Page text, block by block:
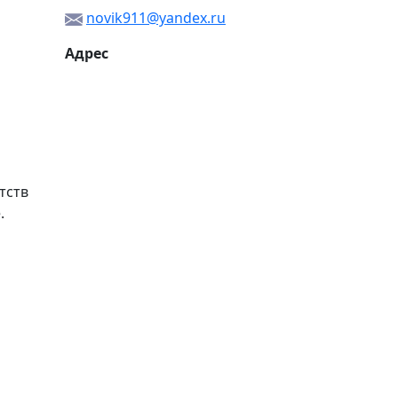
novik911@yandex.ru
Адрес